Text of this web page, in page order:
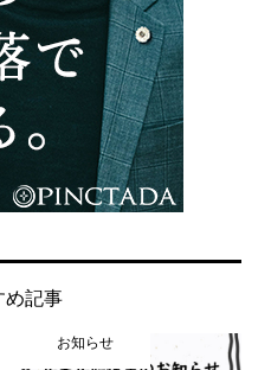
め記事
お知らせ